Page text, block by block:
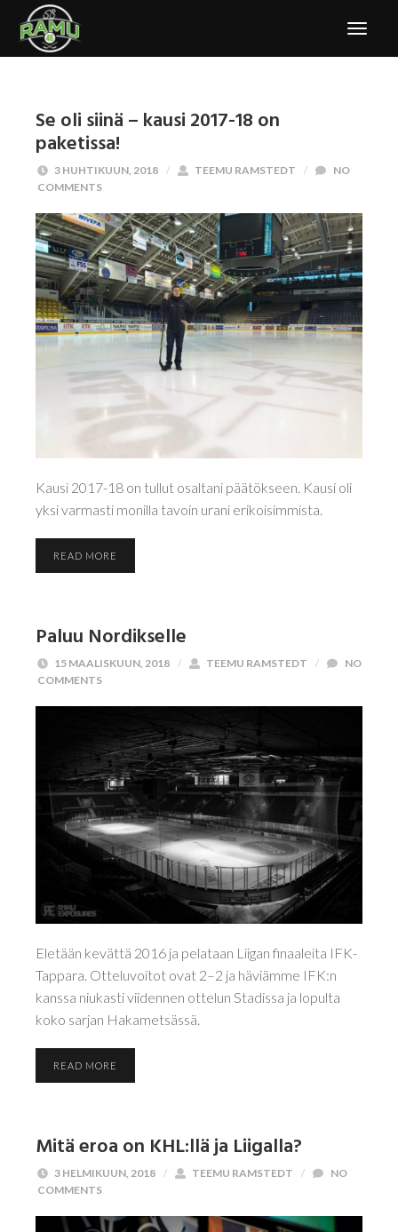
Se oli siinä – kausi 2017-18 on
paketissa!
3 HUHTIKUUN, 2018 / TEEMU RAMSTEDT /
NO
COMMENTS
Kausi 2017-18 on tullut osaltani päätökseen. Kausi oli
yksi varmasti monilla tavoin urani erikoisimmista.
READ MORE
Paluu Nordikselle
15 MAALISKUUN, 2018 / TEEMU RAMSTEDT /
NO
COMMENTS
Eletään kevättä 2016 ja pelataan Liigan finaaleita IFK-
Tappara. Otteluvoitot ovat 2–2 ja häviämme IFK:n
kanssa niukasti viidennen ottelun Stadissa ja lopulta
koko sarjan Hakametsässä.
READ MORE
Mitä eroa on KHL:llä ja Liigalla?
3 HELMIKUUN, 2018 / TEEMU RAMSTEDT /
NO
COMMENTS